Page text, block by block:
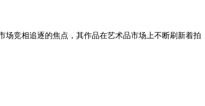
竞相追逐的焦点，其作品在艺术品市场上不断刷新着拍